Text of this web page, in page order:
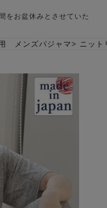
マ
胸が目立たない
眠れる作務衣特集
ジ
ルームウェア
ワンピース
けない
ーブ
つくるパジャマとは
よくあるご質問
安心の日本製
をお盆休みとさせていた
メンズパジャマ ニット